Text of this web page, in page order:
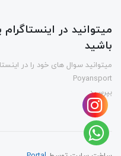
میتوانید در
باشید
میتوانید سوال های خود را در
Poyansport
بپرسید